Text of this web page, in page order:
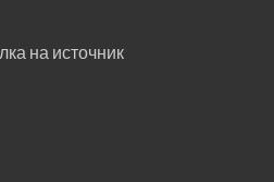
на источник